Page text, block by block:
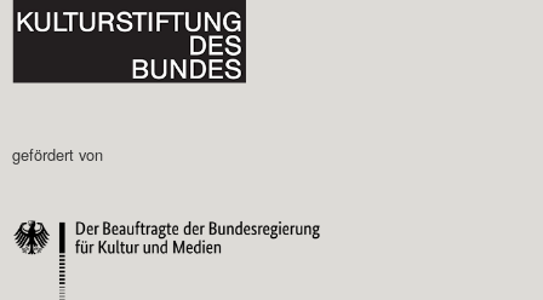
gefördert von